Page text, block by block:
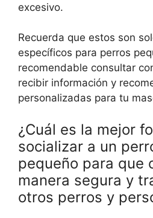
excesivo.
Recuerda que estos son
específicos para perros
recomendable consultar
recibir información y
personalizadas para tu
¿Cuál es la mejor
socializar a un
pequeño para que
manera segura y
otros perros y